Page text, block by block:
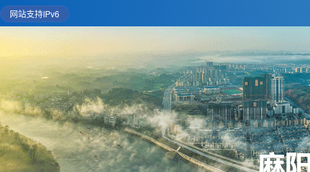
网站支持IPv6